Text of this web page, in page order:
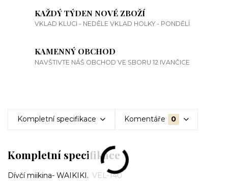
KAŽDÝ TÝDEN NOVÉ ZBOŽÍ
VKLAD KLUCI - NEDĚLE VKLAD HOLKY - PONDĚLÍ
KAMENNÝ OBCHOD
NAVŠTIVTE NÁŠ OBCHOD VE SBORU 12 IVANČICE
Kompletní specifikace Komentáře 0
Kompletní specifikace
Dívčí miikina- WAIKIKI.. VEL-140